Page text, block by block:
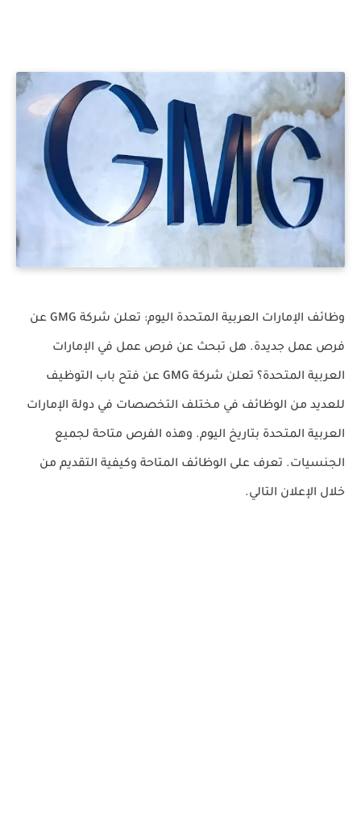
وظائف الإمارات العربية المتحدة اليوم: تعلن شركة GMG عن
فرص عمل جديدة. هل تبحث عن فرص عمل في الإمارات
العربية المتحدة؟ تعلن شركة GMG عن فتح باب التوظيف
للعديد من الوظائف في مختلف التخصصات في دولة الإمارات
العربية المتحدة بتاريخ اليوم. وهذه الفرص متاحة لجميع
الجنسيات. تعرف على الوظائف المتاحة وكيفية التقديم من
خلال الإعلان التالي.